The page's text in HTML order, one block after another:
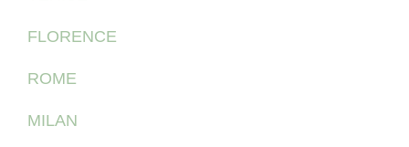
FLORENCE
ROME
MILAN